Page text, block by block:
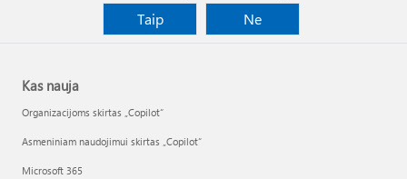
Taip
Ne
Kas nauja
Organizacijoms skirtas „Copilot“
Asmeniniam naudojimui skirtas „Copilot“
Microsoft 365